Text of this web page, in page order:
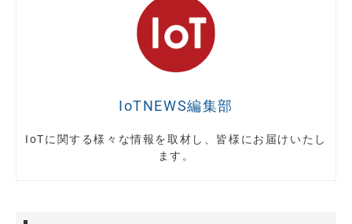
IoTNEWS編集部
IoTに関する様々な情報を取材し、皆様にお届けいたし
ます。